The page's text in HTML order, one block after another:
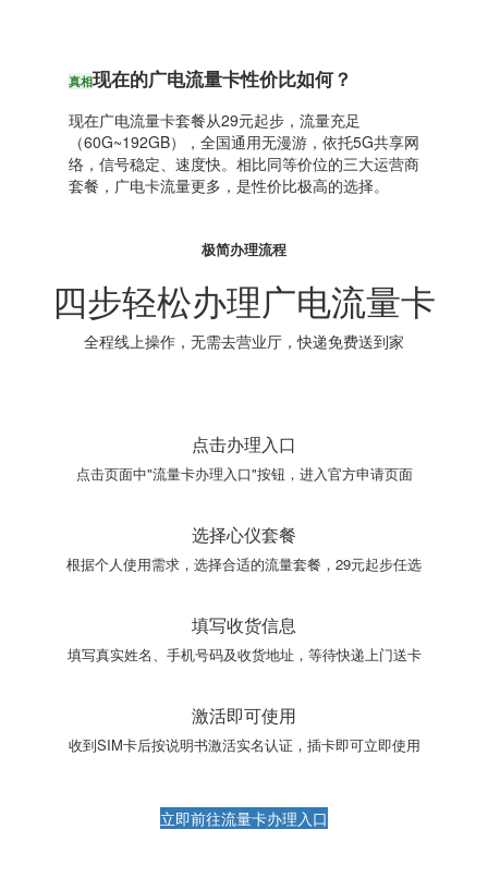
真相现在的广电流量卡性价比如何？
现在广电流量卡套餐从29元起步，流量充足
（60G~192GB），全国通用无漫游，依托5G共享网
络，信号稳定、速度快。相比同等价位的三大运营商
套餐，广电卡流量更多，是性价比极高的选择。
极简办理流程
四步轻松办理广电流量卡
全程线上操作，无需去营业厅，快递免费送到家
点击办理入口
点击页面中"流量卡办理入口"按钮，进入官方申请页面
选择心仪套餐
根据个人使用需求，选择合适的流量套餐，29元起步任选
填写收货信息
填写真实姓名、手机号码及收货地址，等待快递上门送卡
激活即可使用
收到SIM卡后按说明书激活实名认证，插卡即可立即使用
立即前往流量卡办理入口